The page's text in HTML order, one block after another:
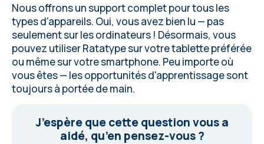
Nous offrons un support complet pour tous les
types d'appareils. Oui, vous avez bien lu — pas
seulement sur les ordinateurs ! Désormais, vous
pouvez utiliser Ratatype sur votre tablette préférée
ou même sur votre smartphone. Peu importe où
vous êtes — les opportunités d'apprentissage sont
toujours à portée de main.
J’espère que cette question vous a
aidé, qu’en pensez-vous ?